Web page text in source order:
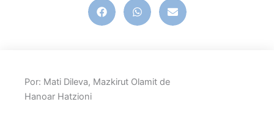
Por: Mati Dileva, Mazkirut Olamit de
Hanoar Hatzioni